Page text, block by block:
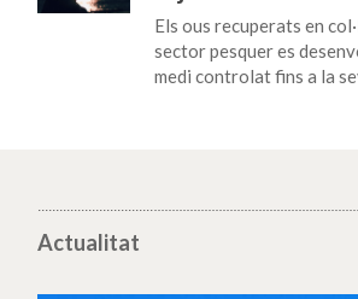
Els ous recuperats en
sector pesquer es
medi controlat fins a la
Actualitat